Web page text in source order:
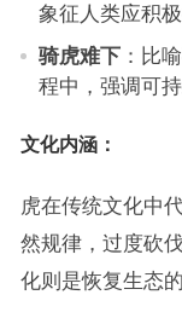
象征人类应积
骑虎难下：比
程中，强调可
文化内涵：
虎在传统文化中
然规律，过度砍
化则是恢复生态的